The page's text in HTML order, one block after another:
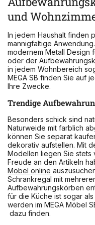
und
In jedem Haushalt finden
mannigfaltige
modernem Metall Design
oder der
in jedem Wohnbereich
MEGA SB finden Sie auf
Ihre Zwecke.
Trendige
Besonders schick sind
Naturweide mit farblich
können Sie separat
dekorativ aufstellen. Mit
Modellen liegen Sie stets
Freude an den Artikeln
Möbel online
Schrankregal mit
Aufbewahrungskörben
für die Küche ist sogar
werden im MEGA Möbel
dazu finden.